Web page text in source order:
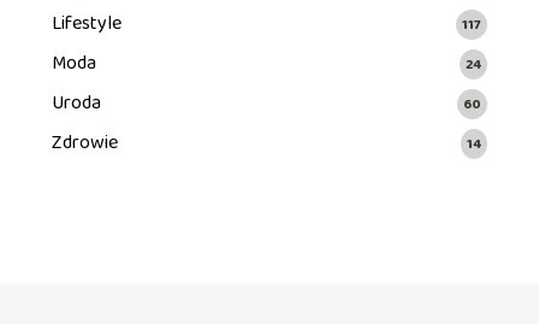
Lifestyle 117
Moda 24
Uroda 60
Zdrowie 14